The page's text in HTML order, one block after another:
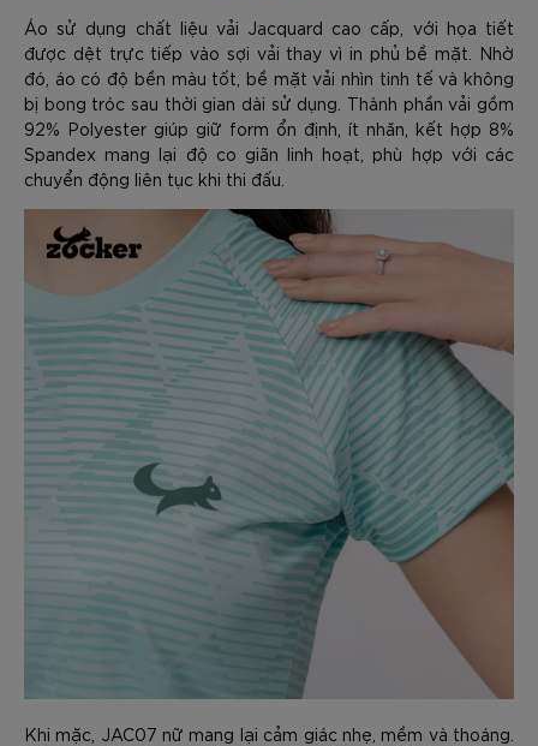
Áo sử dụng chất liệu vải Jacquard cao cấp, với họa tiết
được dệt trực tiếp vào sợi vải thay vì in phủ bề mặt. Nhờ
đó, áo có độ bền màu tốt, bề mặt vải nhìn tinh tế và không
bị bong tróc sau thời gian dài sử dụng. Thành phần vải gồm
92% Polyester giúp giữ form ổn định, ít nhăn, kết hợp 8%
Spandex mang lại độ co giãn linh hoạt, phù hợp với các
chuyển động liên tục khi thi đấu.
Khi mặc, JAC07 nữ mang lại cảm giác nhẹ, mềm và thoáng.